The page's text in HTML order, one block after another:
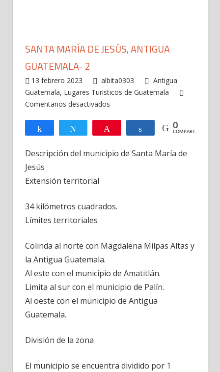
SANTA MARÍA DE JESÚS, ANTIGUA
GUATEMALA- 2
13 febrero 2023 albita0303
Antigua
Guatemala, Lugares Turisticos de Guatemala
Comentarios desactivados
Jesús,
Compartir Twittear Compartir
0
COMPARTIR
Descripción del municipio de Santa María de
Jesús
Extensión territorial
34 kilómetros cuadrados.
Límites territoriales
Colinda al norte con Magdalena Milpas Altas y
la Antigua Guatemala.
Al este con el municipio de Amatitlán.
Limita al sur con el municipio de Palín.
Al oeste con el municipio de Antigua
Guatemala.
División de la zona
El municipio se encuentra dividido por 1